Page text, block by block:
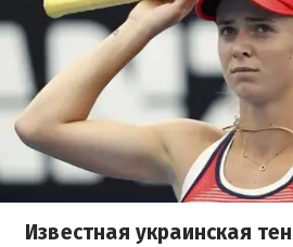
Известная украинская